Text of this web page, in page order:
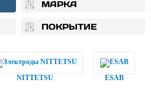
МАРКА
ПОКРЫТИЕ
NITTETSU ESAB